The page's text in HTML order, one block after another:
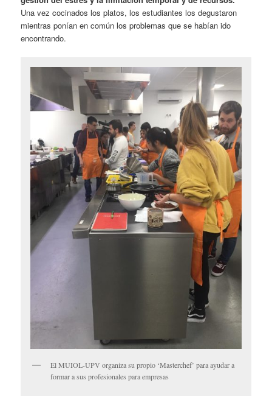
Una vez cocinados los platos, los estudiantes los degustaron
mientras ponían en común los problemas que se habían ido
encontrando.
El MUIOL-UPV organiza su propio ‘Masterchef’ para ayudar a
formar a sus profesionales para empresas